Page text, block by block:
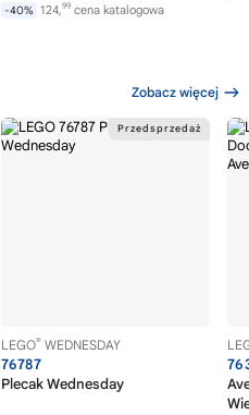
-40% 124,99 cena katalogowa
Zobacz więcej
LEGO® WEDNESDAY
76787
Plecak Wednesday